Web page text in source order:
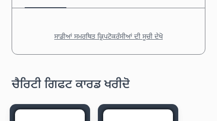
ਸਾਡੀਆਂ ਸਮਰਥਿਤ ਕ੍ਰਿਪਟੋਕਰੰਸੀਆਂ ਦੀ ਸੂਚੀ ਦੇਖੋ
ਚੈਰਿਟੀ ਗਿਫਟ ਕਾਰਡ ਖਰੀਦੋ